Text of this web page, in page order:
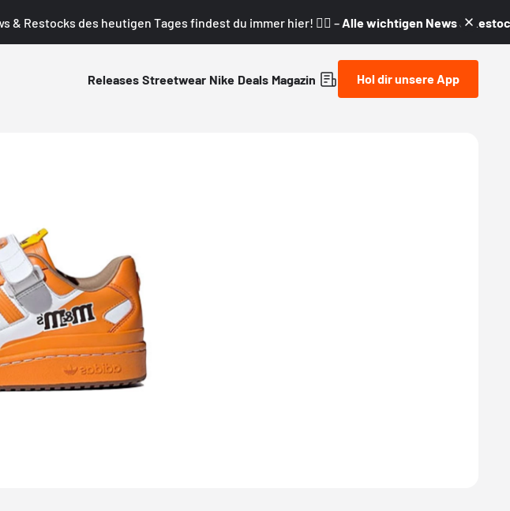
& Restocks des heutigen Tages findest du immer hier! 👇🏼 – Alle wichtigen News &
Releases Streetwear Nike Deals Magazin Hol dir unsere App